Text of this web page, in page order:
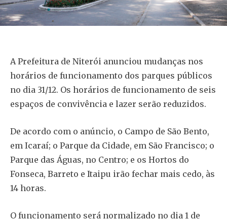
A Prefeitura de Niterói anunciou mudanças nos
horários de funcionamento dos parques públicos
no dia 31/12. Os horários de funcionamento de seis
espaços de convivência e lazer serão reduzidos.
De acordo com o anúncio, o Campo de São Bento,
em Icaraí; o Parque da Cidade, em São Francisco; o
Parque das Águas, no Centro; e os Hortos do
Fonseca, Barreto e Itaipu irão fechar mais cedo, às
14 horas.
O funcionamento será normalizado no dia 1 de